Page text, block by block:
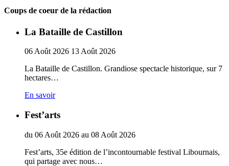
Coups de coeur de la rédaction
La Bataille de Castillon
06 Août 2026 13 Août 2026
La Bataille de Castillon. Grandiose spectacle historique, sur 7
hectares…
En savoir
Fest’arts
du 06 Août 2026 au 08 Août 2026
Fest’arts, 35e édition de l’incontournable festival Libournais,
qui partage avec nous…